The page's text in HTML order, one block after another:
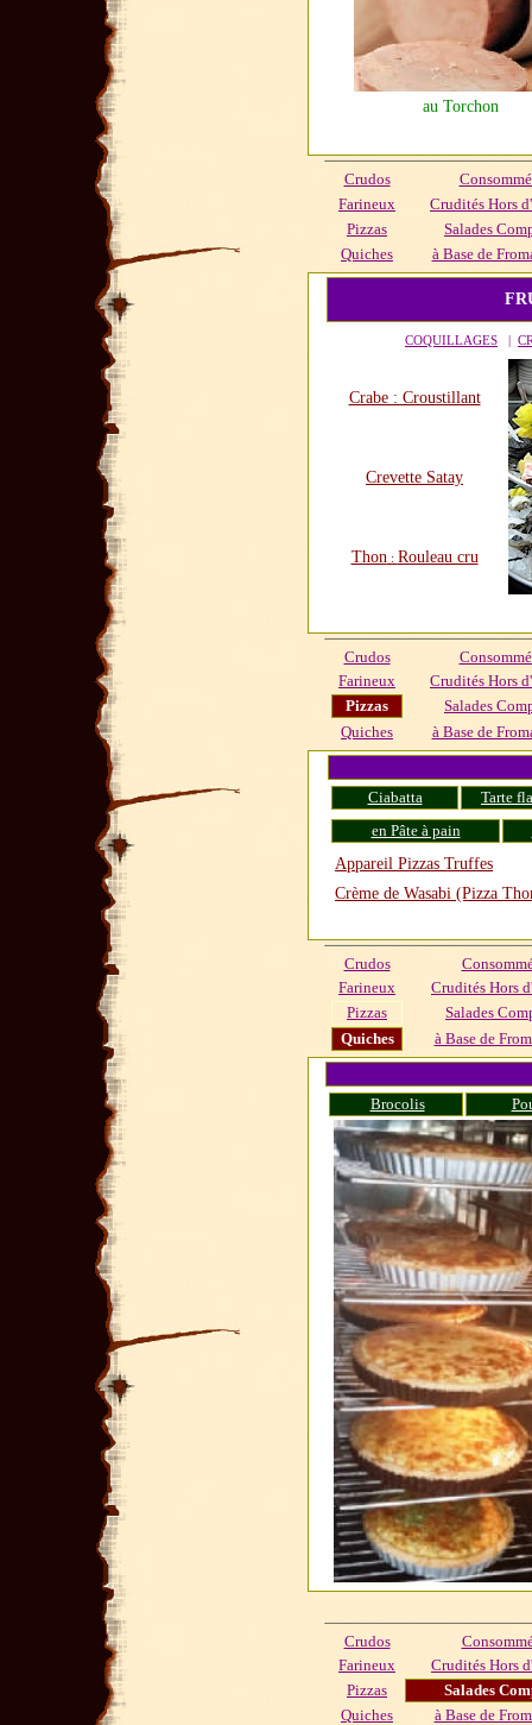
au Torchon
Crudos
Farineux
Crudités Hors
Pizzas
Salades
Quiches
à Base de
COQUILLAGES |
Crabe : Croustillant
Crevette Satay
Thon : Rouleau cru
Crudos
Farineux
Crudités Hors
Pizzas
Salades
Quiches
à Base de
Ciabatta
Tarte
en Pâte à pain
Appareil Pizzas Truffes
Crème de Wasabi (Pizza
Crudos
Farineux
Crudités Hors
Pizzas
Salades
Quiches
à Base de
Brocolis
Crudos
Farineux
Crudités Hors
Pizzas
Salades
Quiches
à Base de